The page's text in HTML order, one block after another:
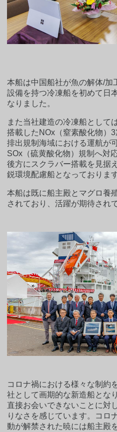
本船は中国船社が魚の解体/
設備を持つ冷凍船を初めて日
なりました。
また当社建造の冷凍船として
搭載したNOx（窒素酸化物）
排出規制海域における運航が
SOx（硫黄酸化物）規制へ対
後方にスクラバー搭載を見据
鋭環境配慮船となっております
本船は既に船主殿とマグロ養
されており、活躍が期待され
コロナ禍における様々な制約
社として画期的な新造船とな
直接お会いできないことに対
りなさを感じています。コロ
動が解禁された暁には船主殿